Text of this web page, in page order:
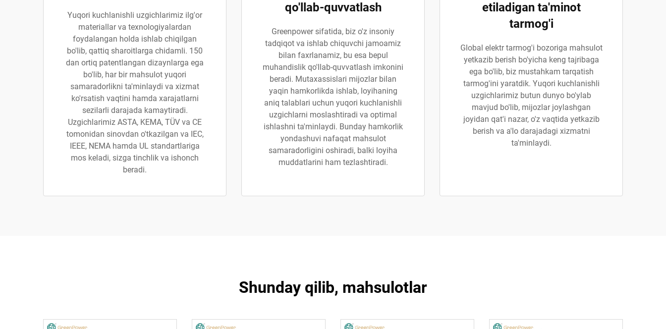
Yuqori kuchlanishli uzgichlarimiz ilg'or
materiallar va texnologiyalardan
foydalangan holda ishlab chiqilgan
bo'lib, qattiq sharoitlarga chidamli. 150
dan ortiq patentlangan dizaynlarga ega
bo'lib, har bir mahsulot yuqori
samaradorlikni ta'minlaydi va xizmat
ko'rsatish vaqtini hamda xarajatlarni
sezilarli darajada kamaytiradi.
Uzgichlarimiz ASTA, KEMA, TÜV va CE
tomonidan sinovdan o'tkazilgan va IEC,
IEEE, NEMA hamda UL standartlariga
mos keladi, sizga tinchlik va ishonch
beradi.
qo'llab-quvvatlash
Greenpower sifatida, biz o'z insoniy
tadqiqot va ishlab chiquvchi jamoamiz
bilan faxrlanamiz, bu esa bepul
muhandislik qo'llab-quvvatlash imkonini
beradi. Mutaxassislari mijozlar bilan
yaqin hamkorlikda ishlab, loyihaning
aniq talablari uchun yuqori kuchlanishli
uzgichlarni moslashtiradi va optimal
ishlashni ta'minlaydi. Bunday hamkorlik
yondashuvi nafaqat mahsulot
samaradorligini oshiradi, balki loyiha
muddatlarini ham tezlashtiradi.
etiladigan ta'minot
tarmog'i
Global elektr tarmog'i bozoriga mahsulot
yetkazib berish bo'yicha keng tajribaga
ega bo'lib, biz mustahkam tarqatish
tarmog'ini yaratdik. Yuqori kuchlanishli
uzgichlarimiz butun dunyo bo'ylab
mavjud bo'lib, mijozlar joylashgan
joyidan qat'i nazar, o'z vaqtida yetkazib
berish va a'lo darajadagi xizmatni
ta'minlaydi.
Shunday qilib, mahsulotlar